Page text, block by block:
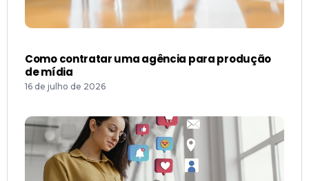
Como contratar uma agência para produção
de mídia
16 de julho de 2026